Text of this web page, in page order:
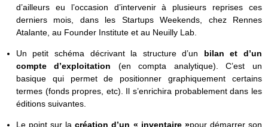
d’ailleurs eu l’occasion d’intervenir à plusieurs reprises ces
derniers mois, dans les Startups Weekends, chez Rennes
Atalante, au Founder Institute et au Neuilly Lab.
Un petit schéma décrivant la structure d’un bilan et d’un
compte d’exploitation (en compta analytique). C’est un
basique qui permet de positionner graphiquement certains
termes (fonds propres, etc). Il s’enrichira probablement dans les
éditions suivantes.
Le point sur lacréation d’un « inventaire »pour démarrer son